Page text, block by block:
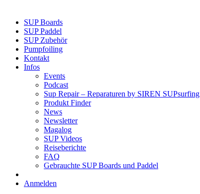
SUP Boards
SUP Paddel
SUP Zubehör
Pumpfoiling
Kontakt
Infos
Events
Podcast
Sup Repair – Reparaturen by SIREN SUPsurfing
Produkt Finder
News
Newsletter
Magalog
SUP Videos
Reiseberichte
FAQ
Gebrauchte SUP Boards und Paddel
Anmelden